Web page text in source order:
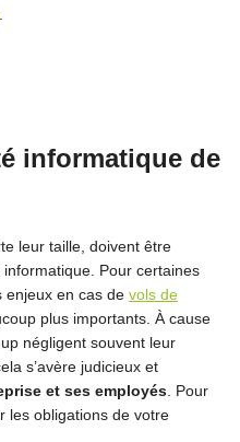
informatique de
leur taille, doivent être
Pour certaines
enjeux en cas de vols de
plus importants. À cause
négligent souvent leur
s’avère judicieux et
et ses employés. Pour
les obligations de votre